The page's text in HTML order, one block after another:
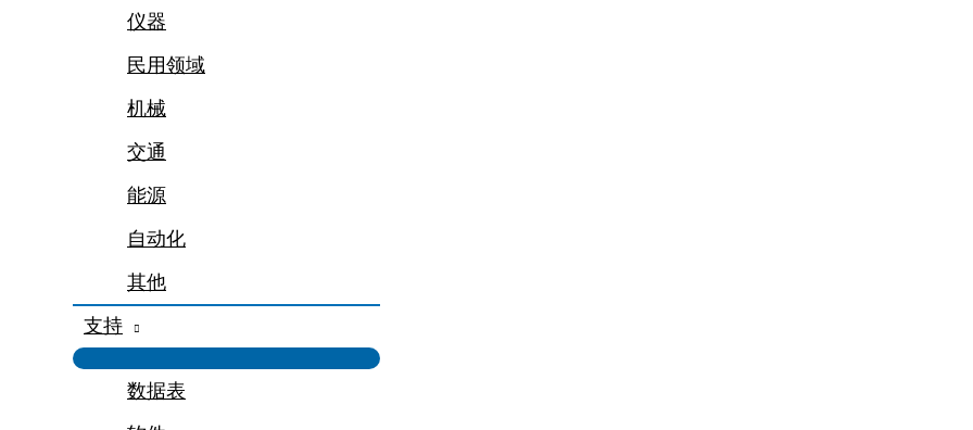
仪器
民用领域
机械
交通
能源
自动化
其他
支持
数据表